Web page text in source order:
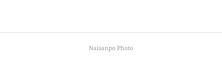
Naisanpo Photo